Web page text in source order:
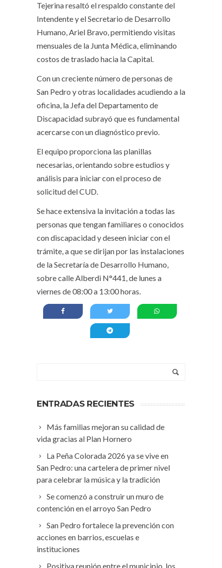
Tejerina resaltó el respaldo constante del
Intendente y el Secretario de Desarrollo
Humano, Ariel Bravo, permitiendo visitas
mensuales de la Junta Médica, eliminando
costos de traslado hacia la Capital.
Con un creciente número de personas de
San Pedro y otras localidades acudiendo a la
oficina, la Jefa del Departamento de
Discapacidad subrayó que es fundamental
acercarse con un diagnóstico previo.
El equipo proporciona las planillas
necesarias, orientando sobre estudios y
análisis para iniciar con el proceso de
solicitud del CUD.
Se hace extensiva la invitación a todas las
personas que tengan familiares o conocidos
con discapacidad y deseen iniciar con el
trámite, a que se dirijan por las instalaciones
de la Secretaría de Desarrollo Humano,
sobre calle Alberdi N°441, de lunes a
viernes de 08:00 a 13:00 horas.
ENTRADAS RECIENTES
Más familias mejoran su calidad de
vida gracias al Plan Hornero
La Peña Colorada 2026 ya se vive en
San Pedro: una cartelera de primer nivel
para celebrar la música y la tradición
Se comenzó a construir un muro de
contención en el arroyo San Pedro
San Pedro fortalece la prevención con
acciones en barrios, escuelas e
instituciones
Positiva reunión entre el municipio, los